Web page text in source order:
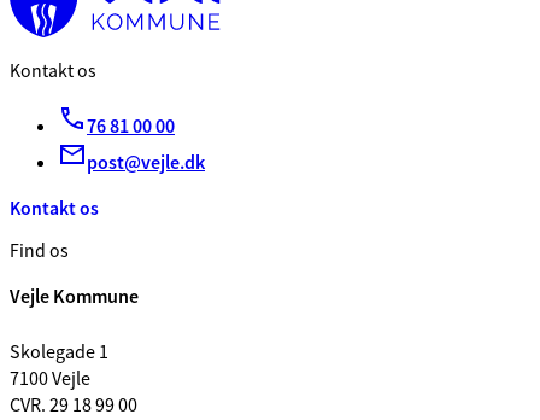
Kontakt os
76 81 00 00
post@vejle.dk
Kontakt os
Find os
Vejle Kommune
Skolegade 1
7100 Vejle
CVR. 29 18 99 00